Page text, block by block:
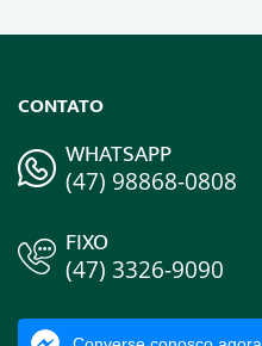
CONTATO
WHATSAPP
(47) 98868-0808
FIXO
(47) 3326-9090